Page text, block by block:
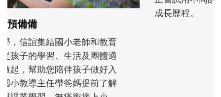
和孩子一起長大的那個男人│讀懂父親的
不同模樣
沒有人天生就擅長當爸爸！男人總是在一次
次「前所未有」的體驗中，跟著孩子一起長
大。從給予安全感的肢體遊戲，到獨立自
主、角色認同及解決問題的能力養成。爸爸